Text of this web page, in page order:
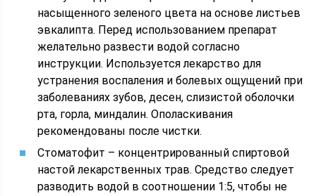
насыщенного зеленого цвета на основе листьев
эвкалипта. Перед использованием препарат
желательно развести водой согласно
инструкции. Используется лекарство для
устранения воспаления и болевых ощущений при
заболеваниях зубов, десен, слизистой оболочки
рта, горла, миндалин. Ополаскивания
рекомендованы после чистки.
Стоматофит – концентрированный спиртовой
настой лекарственных трав. Средство следует
разводить водой в соотношении 1:5, чтобы не